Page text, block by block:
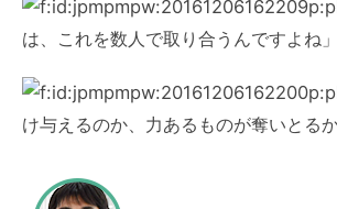
は、これを数人で取り合うんですよね」
け与えるのか、力あるものが奪いとる